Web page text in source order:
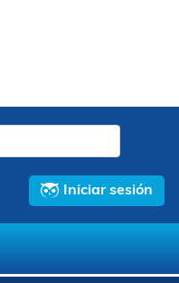
Iniciar sesión